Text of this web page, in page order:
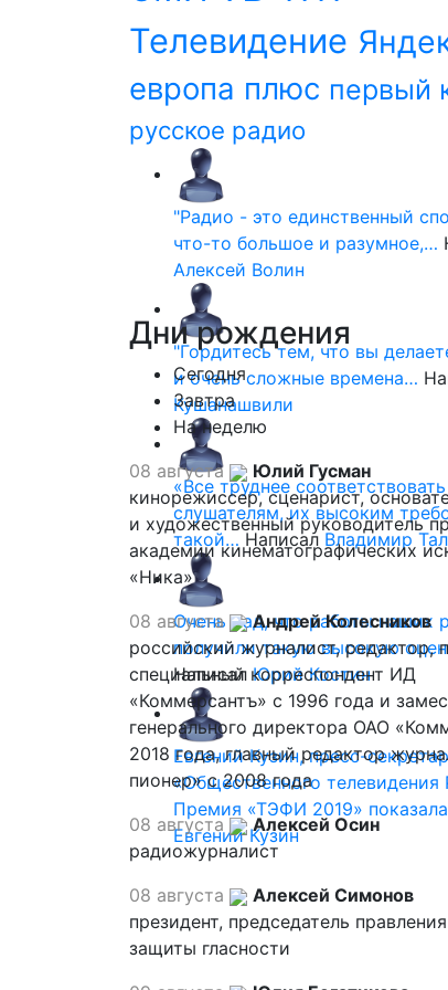
Телевидение
европа плюс первый
русское радио
"Радио - это единственный
что-то большое и разумное,…
Алексей Волин
"Гордитесь тем, что вы
и очень сложные времена…
Кушанашвили
«Все труднее
слушателям, их высоким
такой… Написал Владимир
Очень рад, что работы наших
получили такую высокую
НаписалЮрий Костин
Евгений Кузин, пресс-
«Общественного телевидения
Премия «ТЭФИ 2019»
Евгений Кузин
Днирождения
Сегодня
Завтра
На неделю
08 августа
Юлий Гусман
кинорежиссер, сценарист,
и художественный руководитель
академии кинематографических
«Ника»
08 августа
Андрей Колесников
российский журналист, редактор,
специальный корреспондент ИД
«Коммерсантъ» с 1996 года и
генерального директора ОАО
2018 года, главный редактор
пионер» с 2008 года
08 августа
Алексей Осин
радиожурналист
08 августа
Алексей Симонов
президент, председатель
защиты гласности